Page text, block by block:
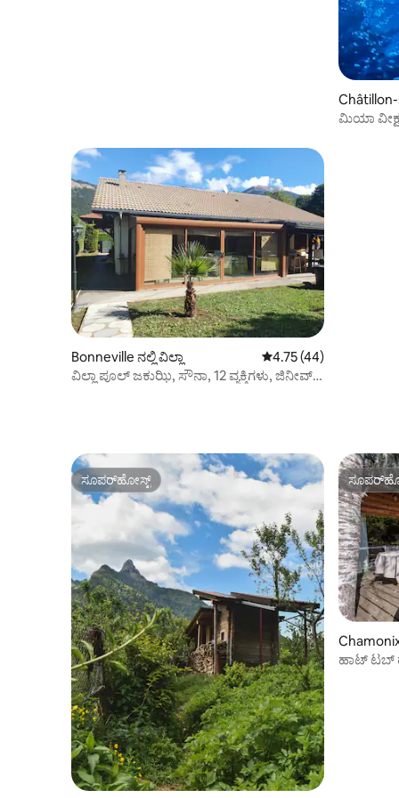
Châtillon-
ಮಿಯಾ
Bonneville ನಲ್ಲಿ ವಿಲ್ಲಾ 5 ರಲ್ಲಿ 4.75 ಸರಾಸರಿ
4.75 (44)
ವಿಲ್ಲಾ ಪೂಲ್ ಜಕುಝಿ, ಸೌನಾ, 12 ವ್ಯಕ್ತಿಗಳು, ಜಿನೀವ್
ಸೂಪರ್‌ಹೋಸ್ಟ್
ಸೂಪರ್‌ಹೋಸ್ಟ್
ಹಾಟ್ ಟಬ್